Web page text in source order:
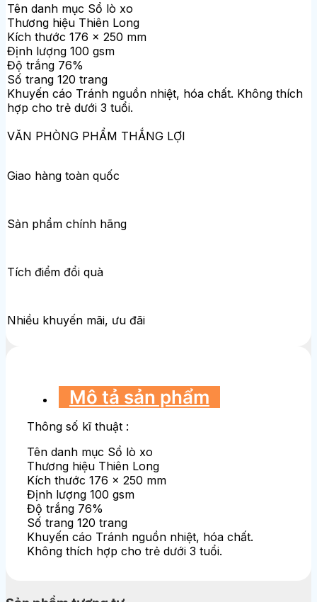
Tên danh mục Sổ lò xo
Thương hiệu Thiên Long
Kích thước 176 x 250 mm
Định lượng 100 gsm
Độ trắng 76%
Số trang 120 trang
Khuyến cáo Tránh nguồn nhiệt, hóa chất. Không thích
hợp cho trẻ dưới 3 tuổi.
VĂN PHÒNG PHẨM THẮNG LỢI
Giao hàng toàn quốc
Sản phẩm chính hãng
Tích điểm đổi quà
Nhiều khuyến mãi, ưu đãi
Mô tả sản phẩm
Thông số kĩ thuật :
Tên danh mục Sổ lò xo
Thương hiệu Thiên Long
Kích thước 176 x 250 mm
Định lượng 100 gsm
Độ trắng 76%
Số trang 120 trang
Khuyến cáo Tránh nguồn nhiệt, hóa chất.
Không thích hợp cho trẻ dưới 3 tuổi.